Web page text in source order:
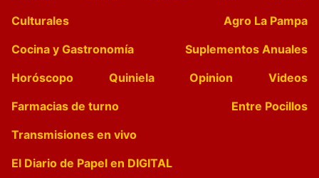
Culturales
Agro La Pampa
Cocina y Gastronomía
Suplementos Anuales
Horóscopo
Quiniela Opinion
Videos
Farmacias de turno
Entre Pocillos
Transmisiones en vivo
El Diario de Papel en DIGITAL